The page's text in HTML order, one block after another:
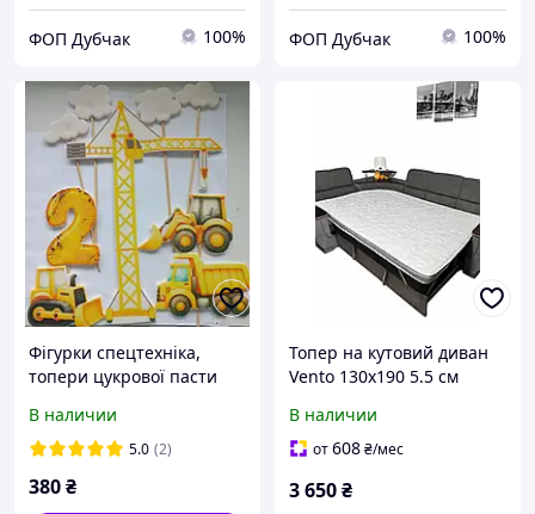
ФОП Дубчак 100% ФОП Дубчак 100%
Фігурки спецтехніка,
топери цукрової пасти
картинки на день
народження, топери
В наличии
5.0 (2)
380₴
Топер на кутовий диван
Vento 130х190 5.5 см
В наличии
от608₴/мес
3 650₴